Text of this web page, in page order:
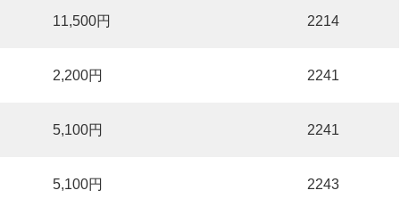
11,500円 2214
2,200円 2241
5,100円 2241
5,100円 2243